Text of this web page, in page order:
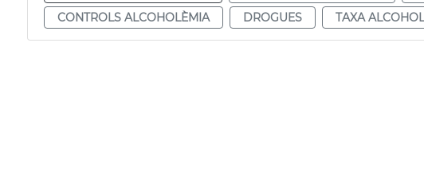
CONTROLS ALCOHOLÈMIA
DROGUES TAXA